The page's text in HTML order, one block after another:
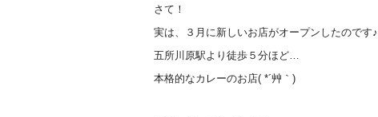
さて！
実は、３月に新しいお店がオープンしたのです♪
五所川原駅より徒歩５分ほど…
本格的なカレーのお店( *´艸｀)